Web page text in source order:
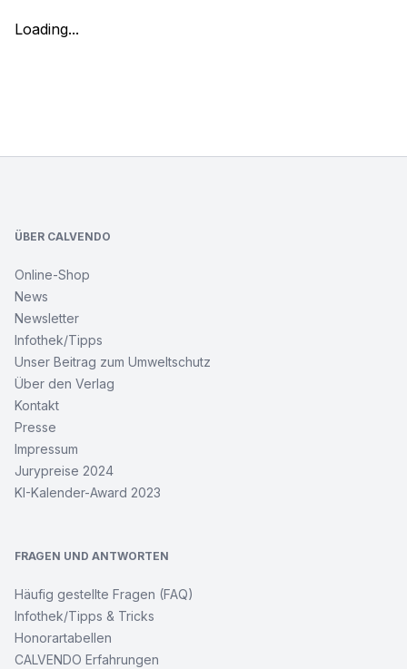
Loading...
ÜBER CALVENDO
Online-Shop
News
Newsletter
Infothek/Tipps
Unser Beitrag zum Umweltschutz
Über den Verlag
Kontakt
Presse
Impressum
Jurypreise 2024
KI-Kalender-Award 2023
FRAGEN UND ANTWORTEN
Häufig gestellte Fragen (FAQ)
Infothek/Tipps & Tricks
Honorartabellen
CALVENDO Erfahrungen